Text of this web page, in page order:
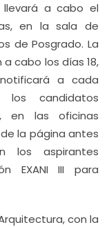
llevará a cabo el
en la sala de
de Posgrado. La
cabo los días 18,
a cada
los candidatos
en las oficinas
la página antes
los aspirantes
EXANI III para
con la